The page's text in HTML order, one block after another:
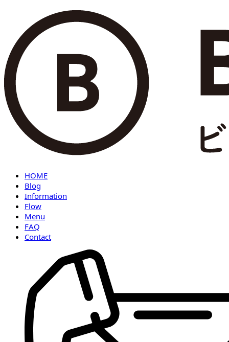
HOME
Blog
Information
Flow
Menu
FAQ
Contact